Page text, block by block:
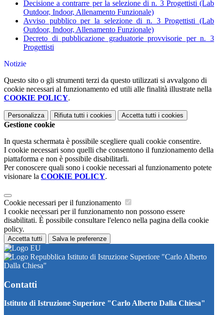
Decisione a contrarre per la selezione di n. 3 Progettisti (Lab
Outdoor, Indoor, Allenamento Funzionale)
Avviso pubblico per la selezione di n. 3 Progettisti (Lab
Outdoor, Indoor, Allenamento Funzionale)
Decreto di pubblicazione graduatorie provvisorie per n. 3
Progettisti
Notizie
Questo sito o gli strumenti terzi da questo utilizzati si avvalgono di
cookie necessari al funzionamento ed utili alle finalità illustrate nella
COOKIE POLICY.
Personalizza Rifiuta tutti i cookies Accetta tutti i cookies
Gestione cookie
In questa schermata è possibile scegliere quali cookie consentire.
I cookie necessari sono quelli che consentono il funzionamento della
piattaforma e non è possibile disabilitarli.
Per conoscere quali sono i cookie necessari al funzionamento potete
visionare la COOKIE POLICY.
Cookie necessari per il funzionamento
I cookie necessari per il funzionamento non possono essere
disabilitati. È possibile consultare l'elenco nella pagina della cookie
policy.
Accetta tutti Salva le preferenze
Istituto di Istruzione Superiore "Carlo Alberto
Dalla Chiesa"
Contatti
Istituto di Istruzione Superiore "Carlo Alberto Dalla Chiesa"